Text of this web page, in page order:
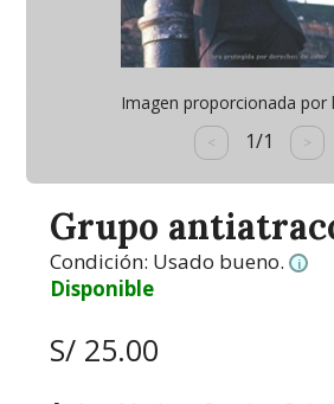
Imagen proporcionada por
< 1/1 >
Grupo
Condición: Usado bueno. i
Disponible
S/ 25.00